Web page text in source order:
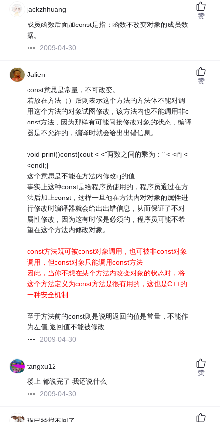
jackzhhuang
成员函数后面加const是指：函数不改变对象的成员数
据。
2009-04-30
赞
Jalien
const意思是常量，不可改变。
若放在方法（）后则表示这个方法的方法体不能对调
用这个方法的对象试图修改，该方法内也不能调用非c
onst方法，因为那样有可能间接修改对象的状态，编译
器是不允许的，编译时就会给出出错信息。
void print()const{cout < <"两数之间的乘为：" < <i*j <
<endl;}
这个意思是不能在方法内修改i j的值
事实上这种const是给程序员使用的，程序员通过在方
法后加上const，这样一旦他在方法内对对象的属性进
行修改时编译器就会给出出错信息，从而保证了不对
属性修改，因为这有时候是必须的，程序员可能不希
望在这个方法内修改对象。
const方法既可被const对象调用，也可被非const对象
调用，但const对象只能调用const方法
因此，当你不想在某个方法内改变对象的状态时，将
这个方法定义为const方法是很有用的，这也是C++的
一种安全机制
至于方法前的const则是说明返回的值是常量，不能作
为左值,返回值不能被修改
2009-04-30
赞
tangxu12
楼上 都说完了 我还说什么！
2009-04-30
赞